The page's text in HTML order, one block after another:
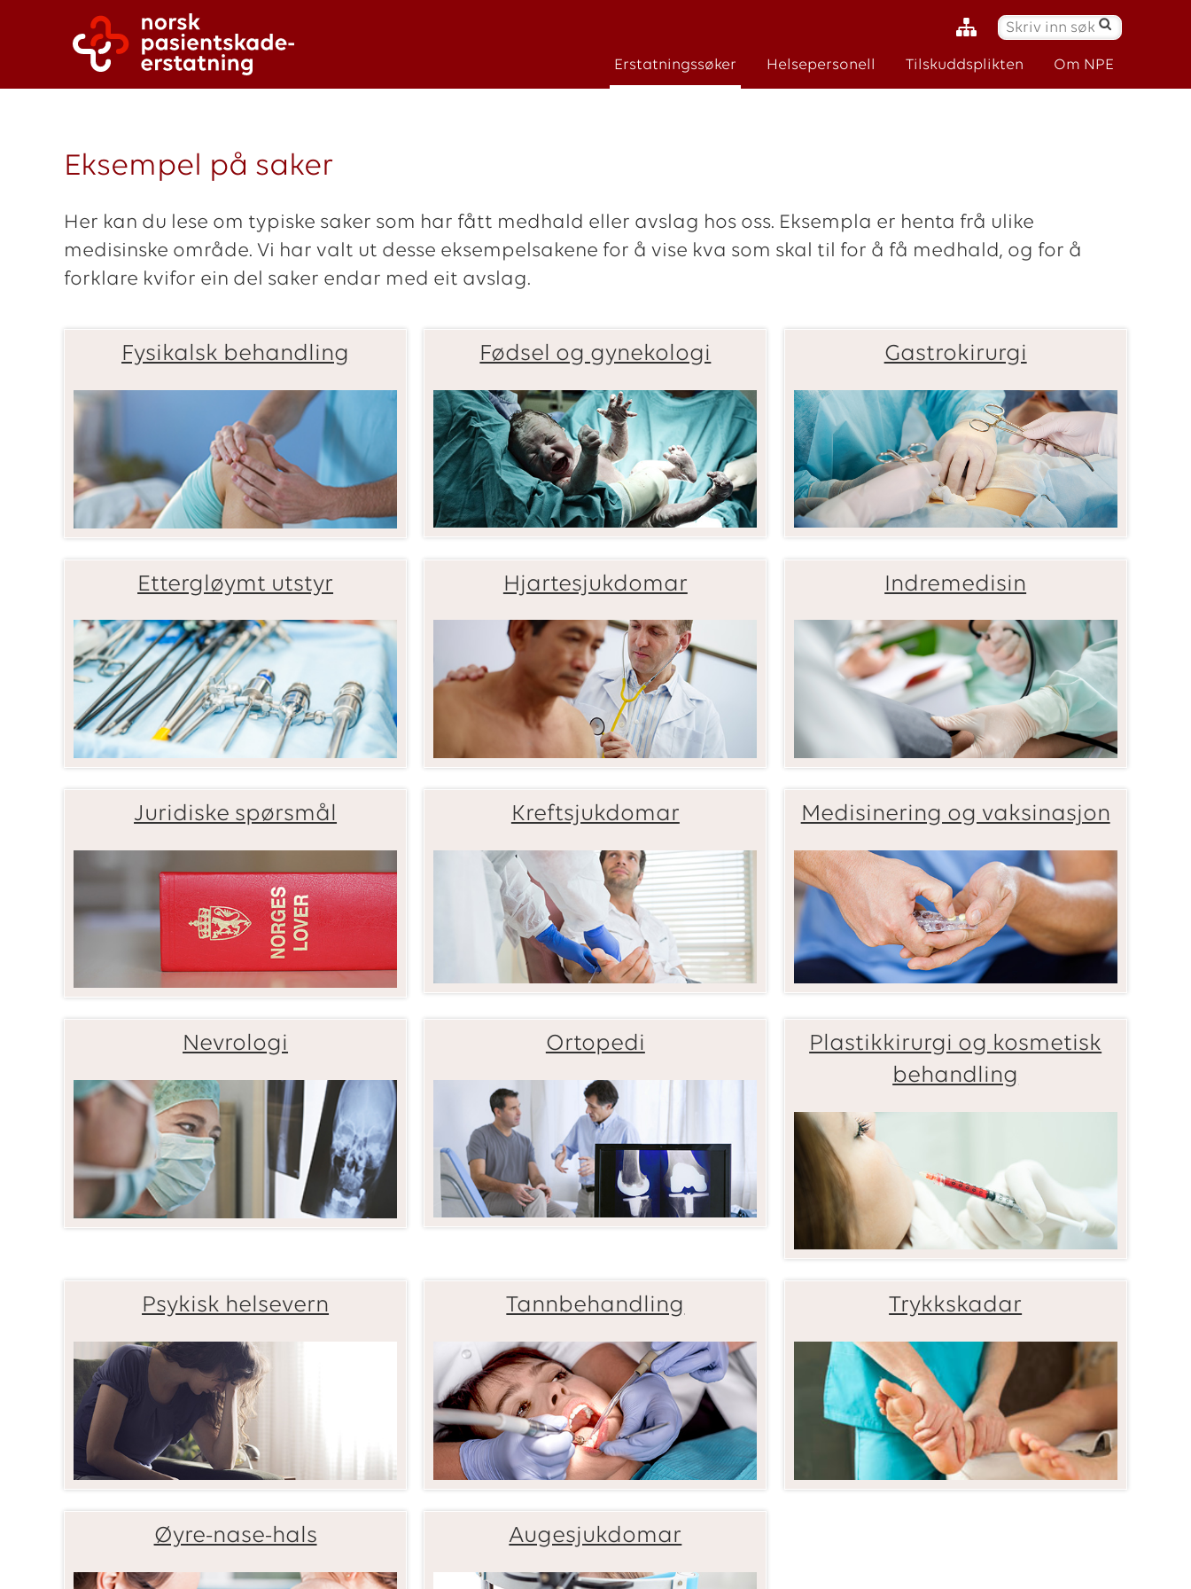
S
k
:
Erstatningssøker Helsepersonell Tilskuddsplikten Om NPE
Eksempel på saker
Her kan du lese om typiske saker som har fått medhald eller avslag hos oss. Eksempla er henta frå ulike
medisinske område. Vi har valt ut desse eksempelsakene for å vise kva som skal til for å få medhald, og for å
forklare kvifor ein del saker endar med eit avslag.
Fysikalsk behandling Fødsel og gynekologi Gastrokirurgi
Ettergløymt utstyr Hjartesjukdomar Indremedisin
Juridiske spørsmål Kreftsjukdomar Medisinering og vaksinasjon
Nevrologi Ortopedi
Plastikkirurgi og kosmetisk
behandling
Psykisk helsevern Tannbehandling Trykkskadar
Øyre-nase-hals Augesjukdomar